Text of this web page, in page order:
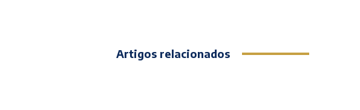
Artigos relacionados